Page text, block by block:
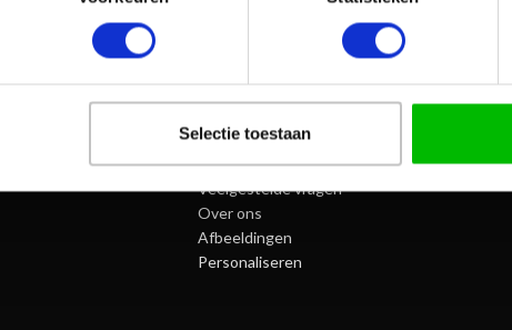
Selectie toestaan
SPORTPRIJZENNEDERLAND.NL
Algemene Voorwaarden
Veelgestelde vragen
Over ons
Afbeeldingen
Personaliseren